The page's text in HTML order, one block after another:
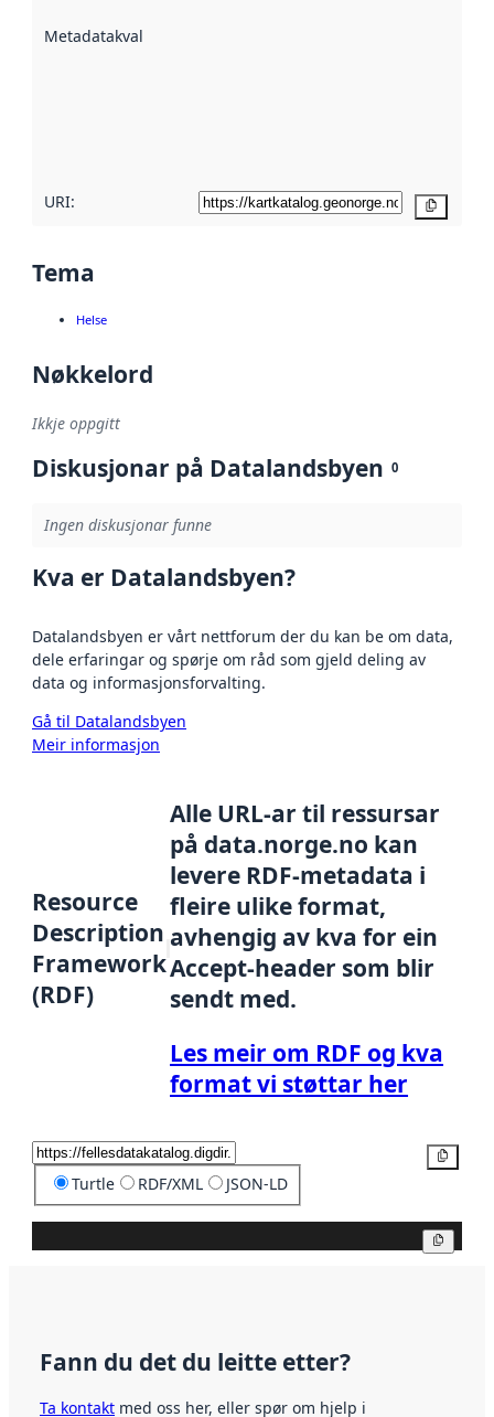
Metadatakvalitet
URI:
Tema
Helse
Nøkkelord
Ikkje oppgitt
Diskusjonar på Datalandsbyen 0
Ingen diskusjonar funne
Kva er Datalandsbyen?
Datalandsbyen er vårt nettforum der du kan be om data,
dele erfaringar og spørje om råd som gjeld deling av
data og informasjonsforvalting.
Gå til Datalandsbyen
Meir informasjon
Resource
Description
Framework
(RDF)
Alle URL-ar til ressursar
på data.norge.no kan
levere RDF-metadata i
fleire ulike format,
avhengig av kva for ein
Accept-header som blir
sendt med.
Les meir om RDF og kva
format vi støttar her
Turtle RDF/XML JSON-LD
Fann du det du leitte etter?
Ta kontakt med oss her, eller spør om hjelp i